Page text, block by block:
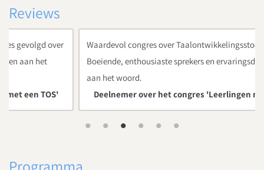
Reviews
Waardevol congres over Taalontwikkelingsstoornissen.
Boeiende, enthousiaste sprekers en ervaringsdeskundigen
Deelnemer over het congres 'Leerlingen met een TOS'